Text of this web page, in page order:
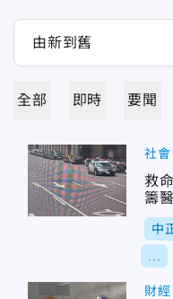
全部 即時 要聞
社會
救
籌
中
財經